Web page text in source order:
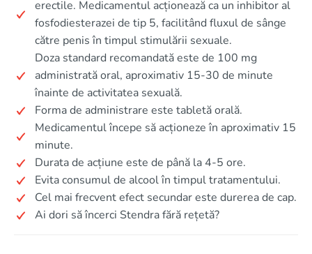
erectile. Medicamentul acționează ca un inhibitor al
fosfodiesterazei de tip 5, facilitând fluxul de sânge
către penis în timpul stimulării sexuale.
Doza standard recomandată este de 100 mg
administrată oral, aproximativ 15-30 de minute
înainte de activitatea sexuală.
Forma de administrare este tabletă orală.
Medicamentul începe să acționeze în aproximativ 15
minute.
Durata de acțiune este de până la 4-5 ore.
Evita consumul de alcool în timpul tratamentului.
Cel mai frecvent efect secundar este durerea de cap.
Ai dori să încerci Stendra fără rețetă?